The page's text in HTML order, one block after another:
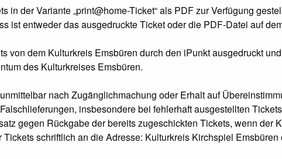
in der Variante „print@home-Ticket“ als PDF zur Verfügung
ist entweder das ausgedruckte Ticket oder die PDF-Datei auf
von dem Kulturkreis Emsbüren durch den iPunkt ausgedruckt
des Kulturkreises Emsbüren.
nach Zugänglichmachung oder Erhalt auf
insbesondere bei fehlerhaft ausgestellten
gegen Rückgabe der bereits zugeschickten Tickets, wenn der
schriftlich an die Adresse: Kulturkreis Kirchspiel Emsbüren